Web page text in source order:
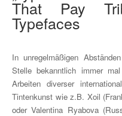
That Pay
Typefaces
In unregelmäßigen
Stelle bekanntlich immer
Arbeiten diverser
Tintenkunst wie z.B. Xoil
oder Valentina Ryabova